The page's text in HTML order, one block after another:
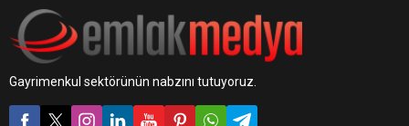
Gayrimenkul sektörünün nabzını tutuyoruz.